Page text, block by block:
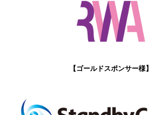
【ゴールドスポンサー様】